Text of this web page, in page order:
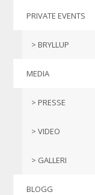
PRIVATE EVENTS
BRYLLUP
MEDIA
PRESSE
VIDEO
GALLERI
BLOGG